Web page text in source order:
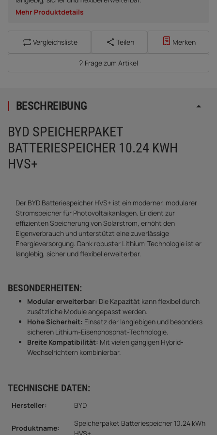
Mehr Produktdetails
Vergleichsliste Teilen Merken
Frage zum Artikel
BESCHREIBUNG
BYD SPEICHERPAKET
BATTERIESPEICHER 10.24 KWH
HVS+
Der BYD Batteriespeicher HVS+ ist ein moderner, modularer
Stromspeicher für Photovoltaikanlagen. Er dient zur
effizienten Speicherung von Solarstrom, erhöht den
Eigenverbrauch und unterstützt eine zuverlässige
Energieversorgung. Dank robuster Lithium-Technologie ist er
langlebig, sicher und flexibel erweiterbar.
BESONDERHEITEN:
Modular erweiterbar: Die Kapazität kann flexibel durch
zusätzliche Module angepasst werden.
Hohe Sicherheit: Einsatz der langlebigen und besonders
sicheren Lithium-Eisenphosphat-Technologie.
Breite Kompatibilität: Mit vielen gängigen Hybrid-
Wechselrichtern kombinierbar.
TECHNISCHE DATEN:
Hersteller: BYD
Produktname:
Speicherpaket Batteriespeicher 10.24 kWh